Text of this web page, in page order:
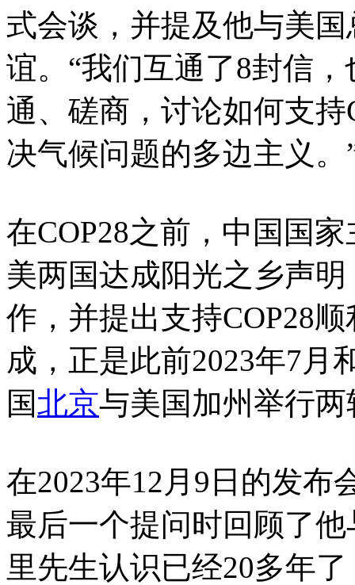
式会谈，并提及他与美
谊。“我们互通了8封信
通、磋商，讨论如何支
决气候问题的多边主义
在COP28之前，中国国
美两国达成阳光之乡声
作，并提出支持COP28
成，正是此前2023年7月
国北京与美国加州举行
在2023年12月9日的发布
最后一个提问时回顾了
里先生认识已经20多年